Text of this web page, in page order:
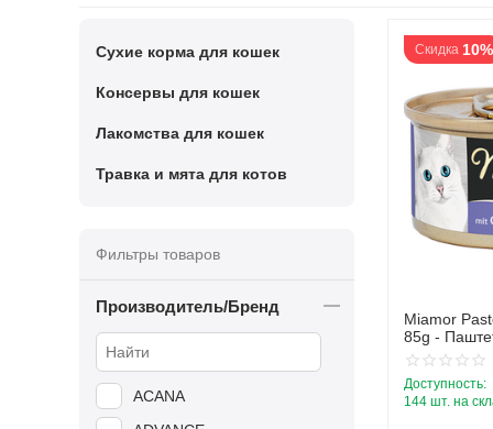
Скидка 10%
Miamor
85g -
сердцем
Доступность:
144 шт. на
Сухие корма для кошек
Консервы для кошек
Лакомства для кошек
Травка и мята для котов
Фильтры товаров
Производитель/Бренд
ACANA